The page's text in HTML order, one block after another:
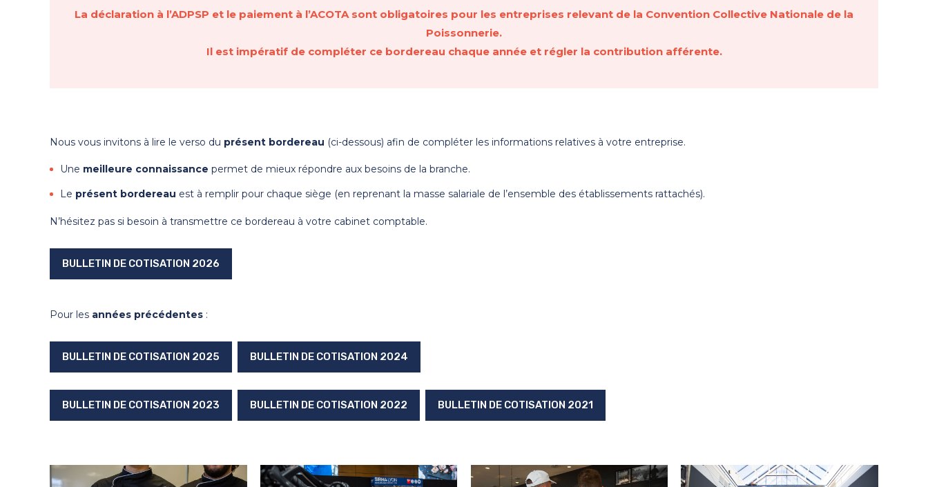
La déclaration à l’ADPSP et le paiement à l’ACOTA sont obligatoires pour les entreprises relevant de la Convention Collective Nationale de la
Poissonnerie.
Il est impératif de compléter ce bordereau chaque année et régler la contribution afférente.
Nous vous invitons à lire le verso du présent bordereau (ci-dessous) afin de compléter les informations relatives à votre entreprise.
Une meilleure connaissance permet de mieux répondre aux besoins de la branche.
Le présent bordereau est à remplir pour chaque siège (en reprenant la masse salariale de l’ensemble des établissements rattachés).
N’hésitez pas si besoin à transmettre ce bordereau à votre cabinet comptable.
BULLETIN DE COTISATION 2026
Pour les années précédentes :
BULLETIN DE COTISATION 2025 BULLETIN DE COTISATION 2024
BULLETIN DE COTISATION 2023 BULLETIN DE COTISATION 2022 BULLETIN DE COTISATION 2021